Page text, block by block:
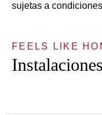
sujetas a
FEELS LIKE
Instalaciones